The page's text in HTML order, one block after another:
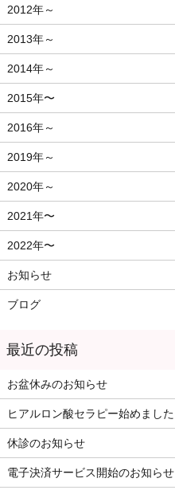
2012年～
2013年～
2014年～
2015年〜
2016年～
2019年～
2020年～
2021年〜
2022年〜
お知らせ
ブログ
お盆休みのお知らせ
ヒアルロン酸セラピー始めました
休診のお知らせ
電子決済サービス開始のお知らせ